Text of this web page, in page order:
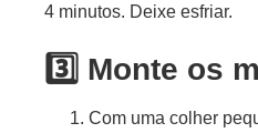
4 minutos. Deixe esfriar.
3️⃣ Monte os
Com uma colher